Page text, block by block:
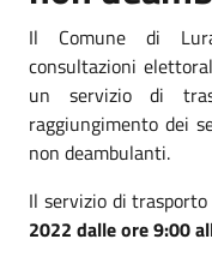
Il Comune di
consultazioni
un servizio di
raggiungimento dei
non deambulanti.
Il servizio di
2022 dalle ore 9:00